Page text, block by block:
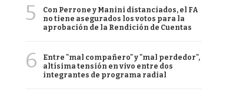
5
Con Perrone y Manini distanciados, el FA
no tiene asegurados los votos para la
aprobación de la Rendición de Cuentas
6
Entre "mal compañero" y "mal perdedor",
altísima tensión en vivo entre dos
integrantes de programa radial